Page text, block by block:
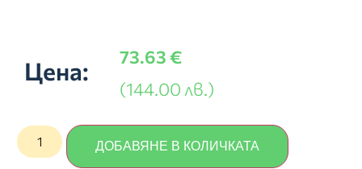
Цена: 73.63€
(144.00 лв.)
ДОБАВЯНЕ В КОЛИЧКАТА